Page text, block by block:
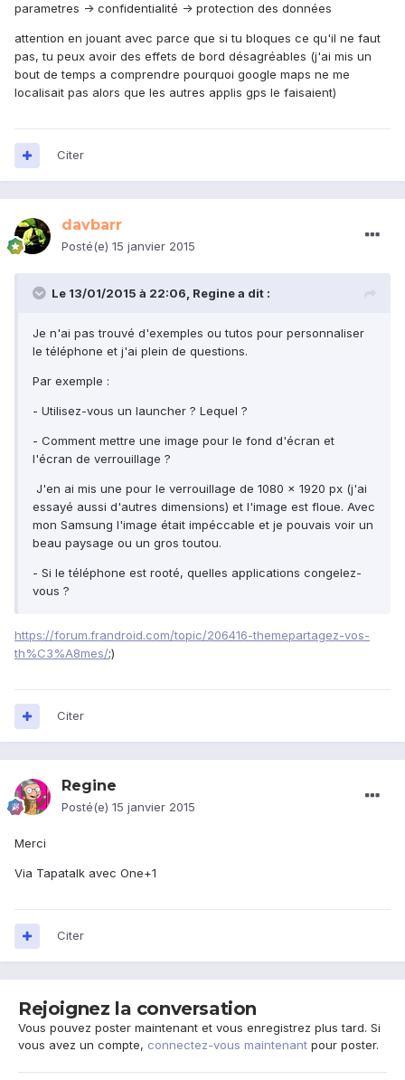
parametres -> confidentialité -> protection des données
attention en jouant avec parce que si tu bloques ce qu'il ne faut
pas, tu peux avoir des effets de bord désagréables (j'ai mis un
bout de temps a comprendre pourquoi google maps ne me
localisait pas alors que les autres applis gps le faisaient)
Citer
davbarr
Posté(e) 15 janvier 2015
Le 13/01/2015 à 22:06, Regine a dit :
Je n'ai pas trouvé d'exemples ou tutos pour personnaliser
le téléphone et j'ai plein de questions.
Par exemple :
- Utilisez-vous un launcher ? Lequel ?
- Comment mettre une image pour le fond d'écran et
l'écran de verrouillage ?
J'en ai mis une pour le verrouillage de 1080 x 1920 px (j'ai
essayé aussi d'autres dimensions) et l'image est floue. Avec
mon Samsung l'image était impéccable et je pouvais voir un
beau paysage ou un gros toutou.
- Si le téléphone est rooté, quelles applications congelez-
vous ?
https://forum.frandroid.com/topic/206416-themepartagez-vos-
th%C3%A8mes/;)
Citer
Regine
Posté(e) 15 janvier 2015
Merci
Via Tapatalk avec One+1
Citer
Rejoignez la conversation
Vous pouvez poster maintenant et vous enregistrez plus tard. Si
vous avez un compte, connectez-vous maintenant pour poster.